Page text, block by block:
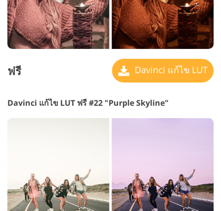
ฟรี Davinci แก้ไข LUT
Davinci แก้ไข LUT ฟรี #22 "Purple Skyline"